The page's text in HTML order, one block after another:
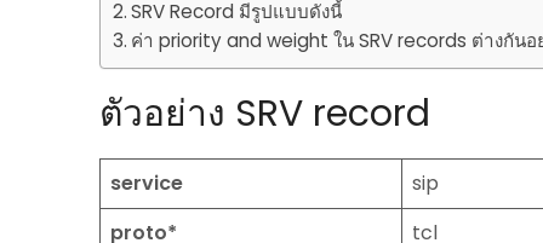
SRV Record มีรูปแบบดังนี้
ค่า priority and weight ใน SRV records ต่างกันอ
ตัวอย่าง SRV record
service
sip
proto*
tcl